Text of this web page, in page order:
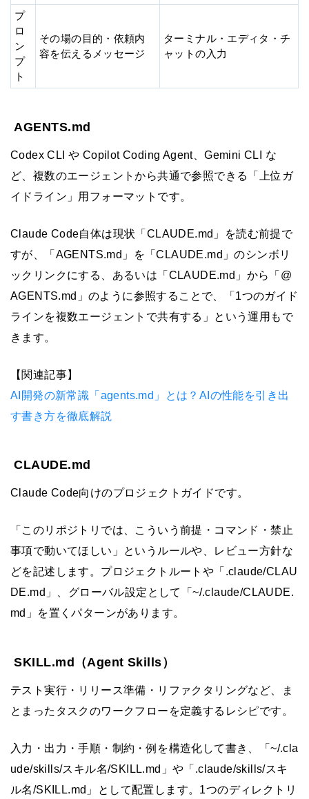
プ
ロ
ン
プ
ト
その場の目的・依頼内
容を伝えるメッセージ
ターミナル・エディタ・チ
ャットの入力
AGENTS.md
Codex CLI や Copilot Coding Agent、Gemini CLI な
ど、複数のエージェントから共通で参照できる「上位ガ
イドライン」用フォーマットです。
Claude Code自体は現状「CLAUDE.md」を読む前提で
すが、「AGENTS.md」を「CLAUDE.md」のシンボリ
ックリンクにする、あるいは「CLAUDE.md」から「@
AGENTS.md」のように参照することで、「1つのガイド
ラインを複数エージェントで共有する」という運用もで
きます。
【関連記事】
AI開発の新常識「agents.md」とは？AIの性能を引き出
す書き方を徹底解説
CLAUDE.md
Claude Code向けのプロジェクトガイドです。
「このリポジトリでは、こういう前提・コマンド・禁止
事項で動いてほしい」というルールや、レビュー方針な
どを記述します。プロジェクトルートや「.claude/CLAU
DE.md」、グローバル設定として「~/.claude/CLAUDE.
md」を置くパターンがあります。
SKILL.md（Agent Skills）
テスト実行・リリース準備・リファクタリングなど、ま
とまったタスクのワークフローを定義するレシピです。
入力・出力・手順・制約・例を構造化して書き、「~/.cla
ude/skills/スキル名/SKILL.md」や「.claude/skills/スキ
ル名/SKILL.md」として配置します。1つのディレクトリ